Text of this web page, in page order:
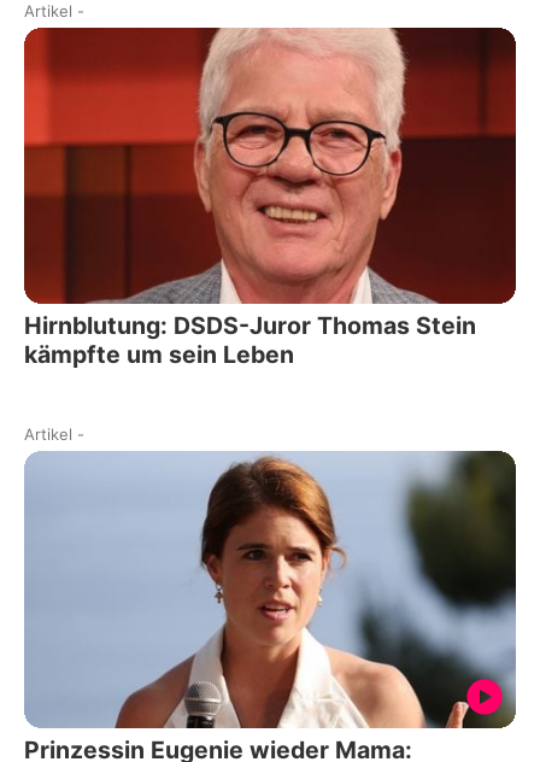
Artikel -
Hirnblutung: DSDS-Juror Thomas Stein
kämpfte um sein Leben
Artikel -
Prinzessin Eugenie wieder Mama: